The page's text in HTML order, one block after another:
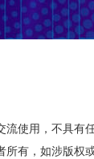
流使用，不具有
有，如涉版权